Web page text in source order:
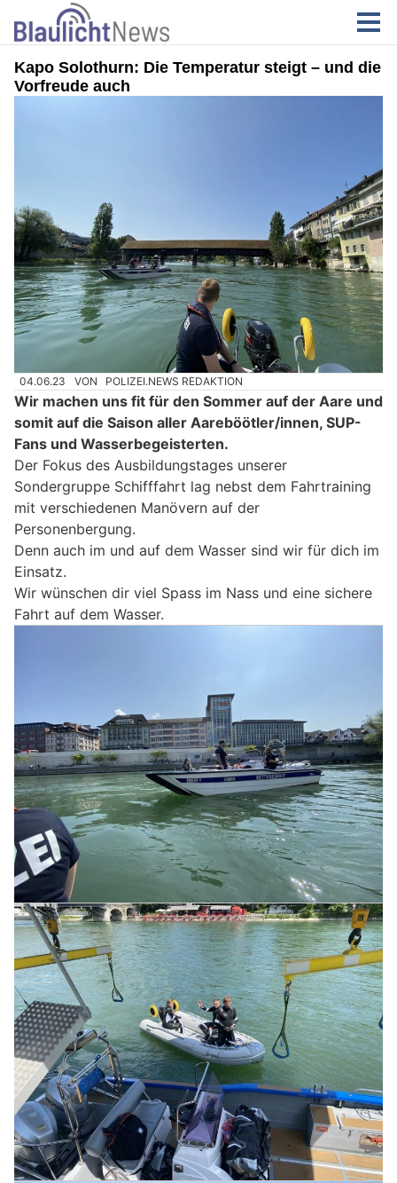
Kapo Solothurn: Die Temperatur steigt – und die
Vorfreude auch
04.06.23 VON POLIZEI.NEWS REDAKTION
Wir machen uns fit für den Sommer auf der Aare und
somit auf die Saison aller Aareböötler/innen, SUP-
Fans und Wasserbegeisterten.
Der Fokus des Ausbildungstages unserer
Sondergruppe Schifffahrt lag nebst dem Fahrtraining
mit verschiedenen Manövern auf der
Personenbergung.
Denn auch im und auf dem Wasser sind wir für dich im
Einsatz.
Wir wünschen dir viel Spass im Nass und eine sichere
Fahrt auf dem Wasser.